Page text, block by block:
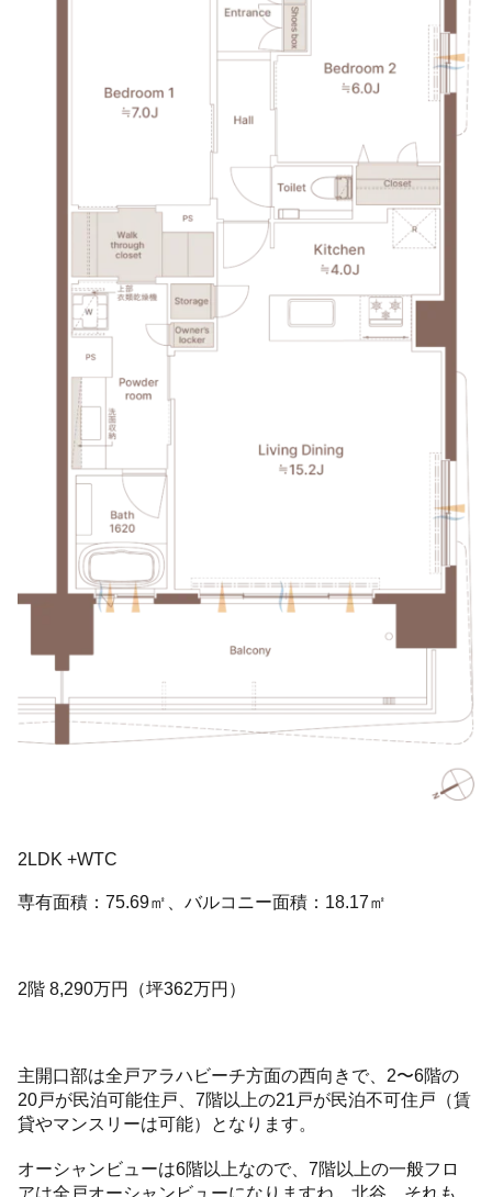
2LDK +WTC
専有面積：75.69㎡、バルコニー面積：18.17㎡
2階 8,290万円（坪362万円）
主開口部は全戸アラハビーチ方面の西向きで、2〜6階の
20戸が民泊可能住戸、7階以上の21戸が民泊不可住戸（賃
貸やマンスリーは可能）となります。
オーシャンビューは6階以上なので、7階以上の一般フロ
アは全戸オーシャンビューになりますね。北谷、それも